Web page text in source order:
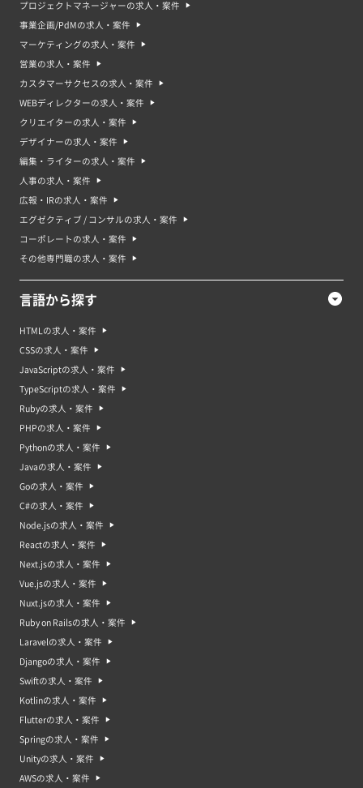
プロジェクトマネージャーの求人・案件
事業企画/PdMの求人・案件
マーケティングの求人・案件
営業の求人・案件
カスタマーサクセスの求人・案件
WEBディレクターの求人・案件
クリエイターの求人・案件
デザイナーの求人・案件
編集・ライターの求人・案件
人事の求人・案件
広報・IRの求人・案件
エグゼクティブ / コンサルの求人・案件
コーポレートの求人・案件
その他専門職の求人・案件
言語から探す
HTMLの求人・案件
CSSの求人・案件
JavaScriptの求人・案件
TypeScriptの求人・案件
Rubyの求人・案件
PHPの求人・案件
Pythonの求人・案件
Javaの求人・案件
Goの求人・案件
C#の求人・案件
Node.jsの求人・案件
Reactの求人・案件
Next.jsの求人・案件
Vue.jsの求人・案件
Nuxt.jsの求人・案件
Ruby on Railsの求人・案件
Laravelの求人・案件
Djangoの求人・案件
Swiftの求人・案件
Kotlinの求人・案件
Flutterの求人・案件
Springの求人・案件
Unityの求人・案件
AWSの求人・案件